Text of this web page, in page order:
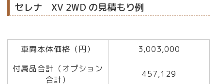
セレナ XV 2WD の見積もり例
車両本体価格（円）
3,003,000
付属品合計（オプション
合計）
457,129